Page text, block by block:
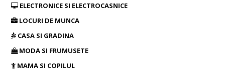
ELECTRONICE SI ELECTROCASNICE
LOCURI DE MUNCA
CASA SI GRADINA
MODA SI FRUMUSETE
MAMA SI COPILUL